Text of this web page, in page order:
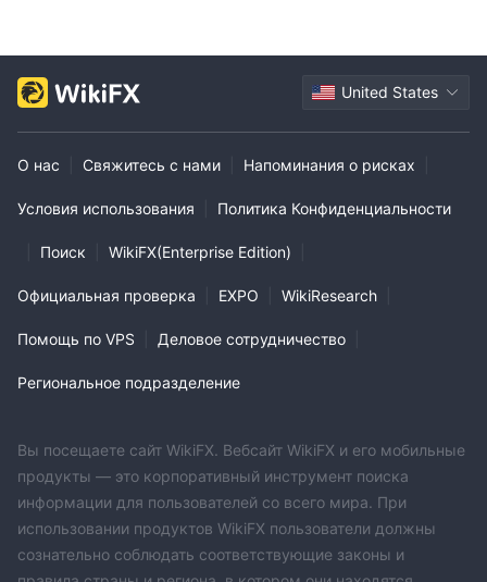
United States
О нас Свяжитесь с нами Напоминания о рисках
Условия использования Политика Конфиденциальности
Поиск WikiFX(Enterprise Edition)
Официальная проверка EXPO WikiResearch
Помощь по VPS Деловое сотрудничество
Региональное подразделение
Вы посещаете сайт WikiFX. Вебсайт WikiFX и его мобильные
продукты — это корпоративный инструмент поиска
информации для пользователей со всего мира. При
использовании продуктов WikiFX пользователи должны
сознательно соблюдать соответствующие законы и